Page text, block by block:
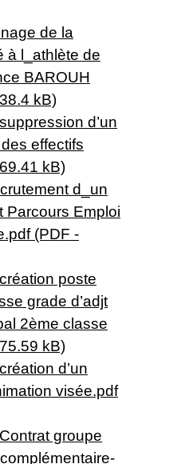
de la
à l_athlète de
BAROUH
kB)
d’un
effectifs
kB)
d_un
Parcours Emploi
(PDF -
poste
grade d’adjt
2ème classe
kB)
d’un
visée.pdf
groupe